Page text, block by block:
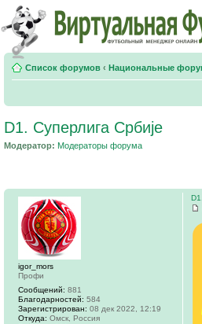
Список форумов ‹ Национальные
D1. Суперлига Србије
Модератор: Модераторы форума
igor_mors
Профи
Сообщений: 881
Благодарностей: 584
Зарегистрирован: 08 дек 2022, 12:19
Откуда: Омск, Россия